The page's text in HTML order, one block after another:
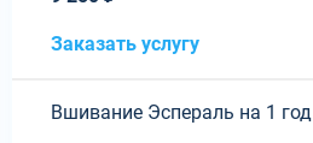
Заказать услугу
Вшивание Эспераль на 1 год